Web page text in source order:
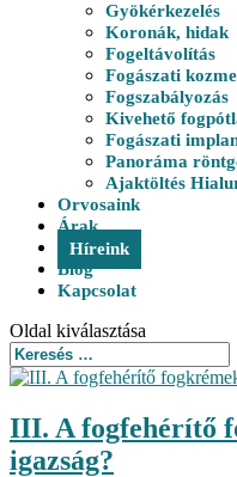
Gyökérkezelés
Koronák, hidak
Fogeltávolítás
Fogászati
Fogszabályozás
Kivehető
Fogászati
Panoráma
Ajaktöltés
Orvosaink
Árak
Híreink
Blog
Kapcsolat
Oldal kiválasztása
III. A fogfehérítő
igazság?